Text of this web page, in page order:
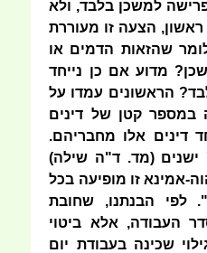
למשכן בלבד, ולא
הצעה זו מעוררת
שהזאות הדמים או
מדוע אם כן נייחד
הראשונים עמדו על
במספר קטן של דינים
דינים אלו מחבריהם.
(מד. ד"ה שילה)
אמינא זו מופיעה בכל
לפי הבנתנו, שחובת
העבודה, אלא ביטוי
שכינה בעבודת יום